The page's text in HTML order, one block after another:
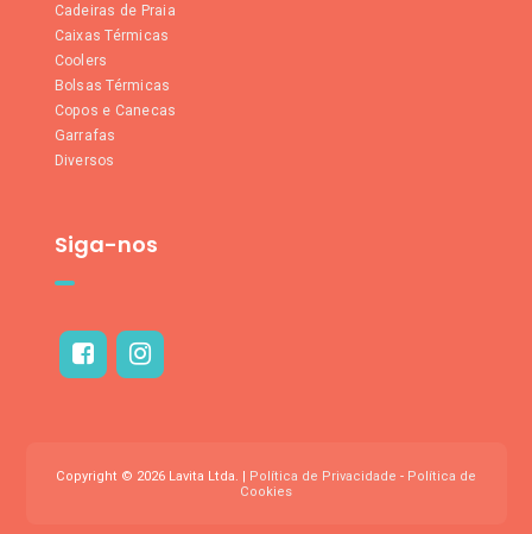
Cadeiras de Praia
Caixas Térmicas
Coolers
Bolsas Térmicas
Copos e Canecas
Garrafas
Diversos
Siga-nos
Copyright © 2026 Lavita Ltda. | Política de Privacidade - Política de
Cookies